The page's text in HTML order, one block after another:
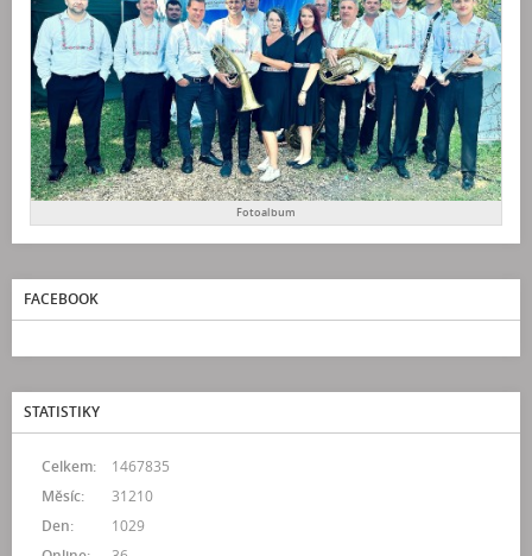
Fotoalbum
FACEBOOK
STATISTIKY
Celkem:
1467835
Měsíc:
31210
Den:
1029